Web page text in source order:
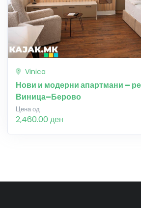
Vinica
Нови и модерни апартмани –
Виница–Берово
Цена од
2,460.00 ден